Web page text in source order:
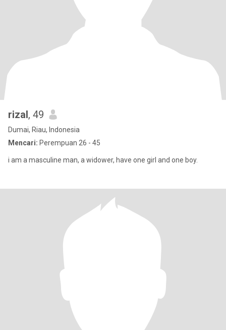
rizal, 49
Dumai, Riau, Indonesia
Mencari: Perempuan 26 - 45
i am a masculine man, a widower, have one girl and one boy.